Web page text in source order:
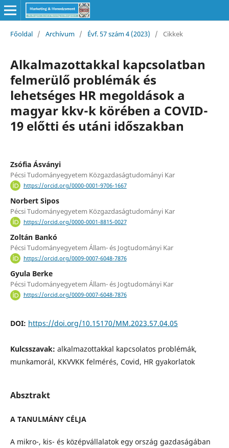
Főoldal / Archívum / Évf. 57 szám 4 (2023) / Cikkek
Alkalmazottakkal kapcsolatban
felmerülő problémák és
lehetséges HR megoldások a
magyar kkv-k körében a COVID-
19 előtti és utáni időszakban
Zsófia Ásványi
Pécsi Tudományegyetem Közgazdaságtudományi Kar
https://orcid.org/0000-0001-9706-1667
Norbert Sipos
Pécsi Tudományegyetem Közgazdaságtudományi Kar
https://orcid.org/0000-0001-8815-0027
Zoltán Bankó
Pécsi Tudományegyetem Állam- és Jogtudományi Kar
https://orcid.org/0009-0007-6048-7876
Gyula Berke
Pécsi Tudományegyetem Állam- és Jogtudományi Kar
https://orcid.org/0009-0007-6048-7876
DOI: https://doi.org/10.15170/MM.2023.57.04.05
Kulcsszavak: alkalmazottakkal kapcsolatos problémák,
munkamorál, KKVVKK felmérés, Covid, HR gyakorlatok
Absztrakt
A TANULMÁNY CÉLJA
A mikro-, kis- és középvállalatok egy ország gazdaságában